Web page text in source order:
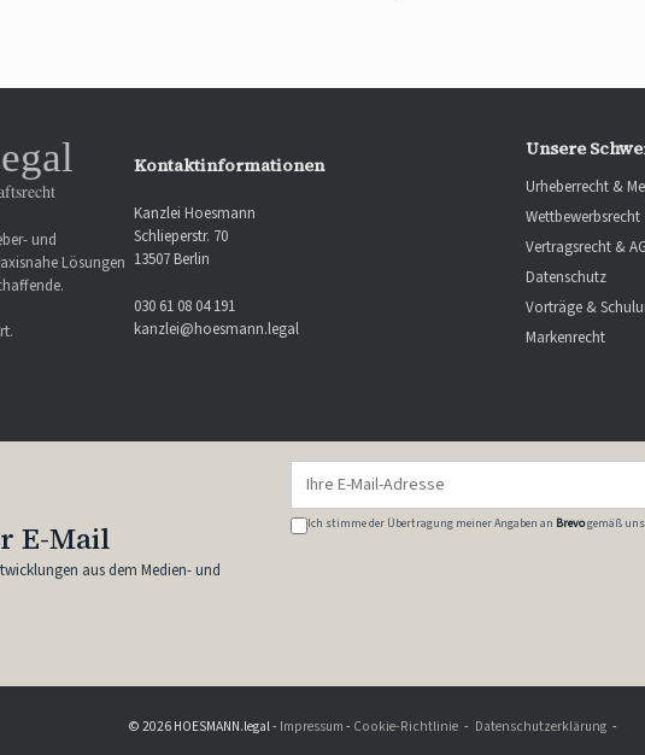
und
Lösungen
Kontaktinformationen
Kanzlei Hoesmann
Schlieperstr. 70
13507 Berlin
030 61 08 04 191
kanzlei@hoesmann.legal
Unsere
Urheberrecht &
Wettbewerbsrecht
Vertragsrecht &
Datenschutz
Vorträge &
Markenrecht
E-Mail
aus dem Medien- und
Mail-
Adresse
Ich stimme der Übertragung meiner Angaben an Brevogemäß
© 2026 HOESMANN.legal - Impressum- Cookie-Richtlinie Datenschutzerklärung